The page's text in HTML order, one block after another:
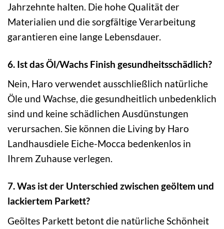
Jahrzehnte halten. Die hohe Qualität der
Materialien und die sorgfältige Verarbeitung
garantieren eine lange Lebensdauer.
6. Ist das Öl/Wachs Finish gesundheitsschädlich?
Nein, Haro verwendet ausschließlich natürliche
Öle und Wachse, die gesundheitlich unbedenklich
sind und keine schädlichen Ausdünstungen
verursachen. Sie können die Living by Haro
Landhausdiele Eiche-Mocca bedenkenlos in
Ihrem Zuhause verlegen.
7. Was ist der Unterschied zwischen geöltem und
lackiertem Parkett?
Geöltes Parkett betont die natürliche Schönheit